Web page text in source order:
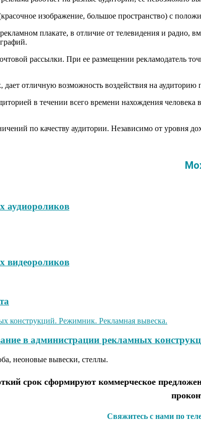
изображение, большое пространство) с
плакате, в отличие от телевидения и радио,
рассылки. При ее размещении рекламодатель
дает отличную возможность воздействия на
в течении всего времени нахождения
по качеству аудитории. Независимо от уровня
аудиороликов
видеороликов
в администрации рекламных
неоновые вывески, стеллы.
срок сформируют коммерческое
Свяжитесь с нами по